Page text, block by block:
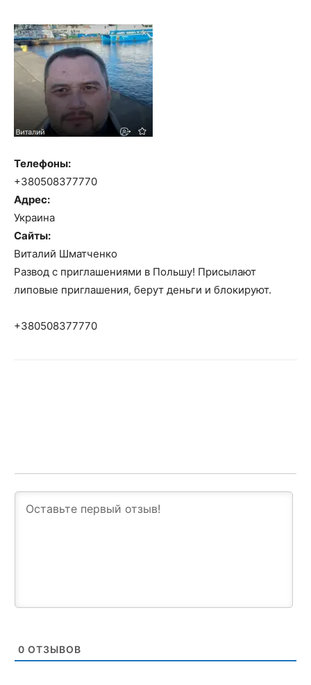
Телефоны:
+380508377770
Адрес:
Украина
Сайты:
Виталий Шматченко
Развод с приглашениями в Польшу! Присылают
липовые приглашения, берут деньги и блокируют.
+380508377770
0 ОТЗЫВОВ